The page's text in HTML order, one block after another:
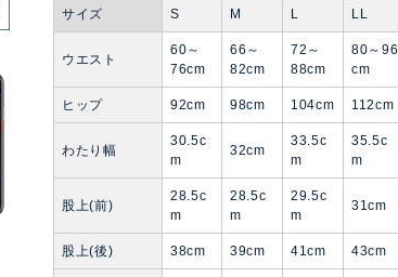
サイズ S M L LL
ウエスト
60～
76cm
66～
82cm
72～
88cm
80～96
cm
ヒップ 92cm 98cm 104cm 112cm
わたり幅
30.5c
m
32cm
33.5c
m
35.5c
m
股上(前)
28.5c
m
28.5c
m
29.5c
m
31cm
股上(後) 38cm 39cm 41cm 43cm